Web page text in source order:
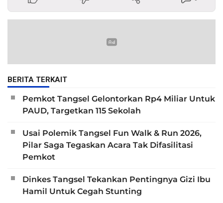
BERITA TERKAIT
Pemkot Tangsel Gelontorkan Rp4 Miliar Untuk
PAUD, Targetkan 115 Sekolah
Usai Polemik Tangsel Fun Walk & Run 2026,
Pilar Saga Tegaskan Acara Tak Difasilitasi
Pemkot
Dinkes Tangsel Tekankan Pentingnya Gizi Ibu
Hamil Untuk Cegah Stunting